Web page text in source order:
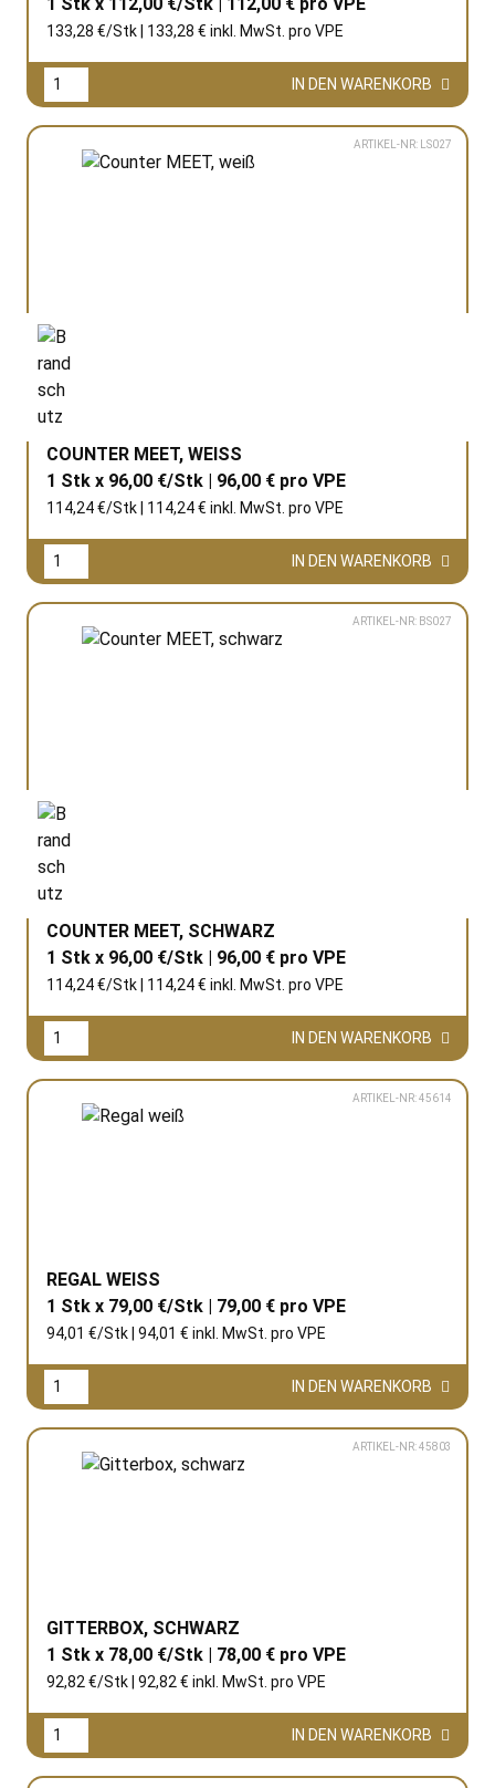
133,28 €/Stk | 133,28 € inkl. MwSt. pro VPE
IN DEN WARENKORB
ARTIKEL-NR: LS027
COUNTER MEET, WEISS
1 Stk x 96,00 €/Stk | 96,00 € pro VPE
114,24 €/Stk | 114,24 € inkl. MwSt. pro VPE
IN DEN WARENKORB
ARTIKEL-NR: BS027
COUNTER MEET, SCHWARZ
1 Stk x 96,00 €/Stk | 96,00 € pro VPE
114,24 €/Stk | 114,24 € inkl. MwSt. pro VPE
IN DEN WARENKORB
ARTIKEL-NR: 45614
REGAL WEISS
1 Stk x 79,00 €/Stk | 79,00 € pro VPE
94,01 €/Stk | 94,01 € inkl. MwSt. pro VPE
IN DEN WARENKORB
ARTIKEL-NR: 45803
GITTERBOX, SCHWARZ
1 Stk x 78,00 €/Stk | 78,00 € pro VPE
92,82 €/Stk | 92,82 € inkl. MwSt. pro VPE
IN DEN WARENKORB